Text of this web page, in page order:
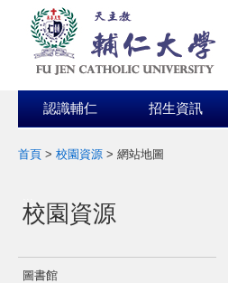
認識輔仁 招生資訊
首頁 > 校園資源 > 網站地圖
:::
校園資源
圖書館